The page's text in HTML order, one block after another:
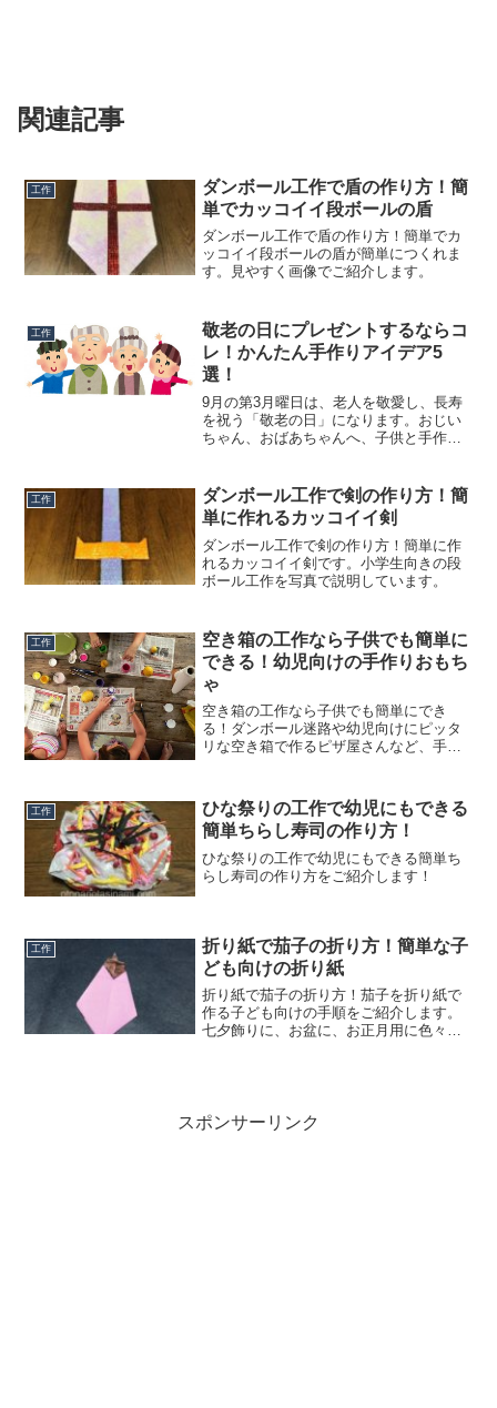
関連記事
工作
ダンボール工作で盾の作り方！簡
単でカッコイイ段ボールの盾
ダンボール工作で盾の作り方！簡単でカ
ッコイイ段ボールの盾が簡単につくれま
す。見やすく画像でご紹介します。
工作
敬老の日にプレゼントするならコ
レ！かんたん手作りアイデア5
選！
9月の第3月曜日は、老人を敬愛し、長寿
を祝う「敬老の日」になります。おじい
ちゃん、おばあちゃんへ、子供と手作り
そうです。だけど、手作りでプレゼント
と言っても、子供の年齢...
工作
ダンボール工作で剣の作り方！簡
単に作れるカッコイイ剣
ダンボール工作で剣の作り方！簡単に作
れるカッコイイ剣です。小学生向きの段
ボール工作を写真で説明しています。
工作
空き箱の工作なら子供でも簡単に
できる！幼児向けの手作りおもち
ゃ
空き箱の工作なら子供でも簡単にでき
る！ダンボール迷路や幼児向けにピッタ
リな空き箱で作るピザ屋さんなど、手作
工作
ひな祭りの工作で幼児にもできる
簡単ちらし寿司の作り方！
ひな祭りの工作で幼児にもできる簡単ち
らし寿司の作り方をご紹介します！
工作
折り紙で茄子の折り方！簡単な子
ども向けの折り紙
折り紙で茄子の折り方！茄子を折り紙で
作る子ども向けの手順をご紹介します。
七夕飾りに、お盆に、お正月用に色々と
スポンサーリンク